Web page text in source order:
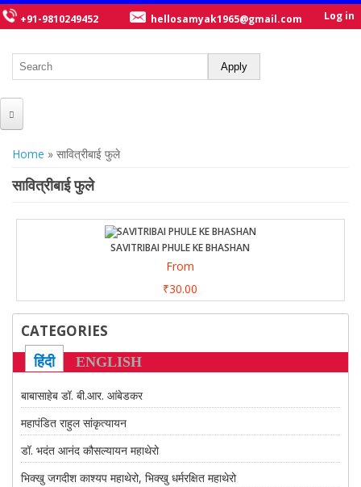
+91-9810249452 hellosamyak1965@gmail.com Log in
ABOUT US
OUR WRITERS
GALLERY
CONTACT US
You are here
Home » सावित्रीबाई फुले
सावित्रीबाई फुले
SAVITRIBAI PHULE KE BHASHAN
From
₹30.00
CATEGORIES
हिंदी ENGLISH
बाबासाहेब डॉ. बी.आर. आंबेडकर
महापंडित राहुल सांकृत्यायन
डॉ. भदंत आनंद कौसल्यायन महाथेरो
भिक्खु जगदीश काश्यप महाथेरो, भिक्खु धर्मरक्षित महाथेरो